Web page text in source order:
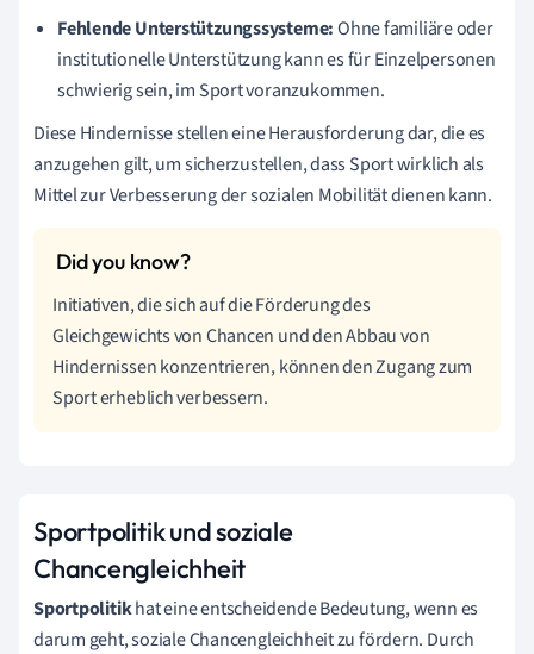
Fehlende Unterstützungssysteme:Ohne familiäre oder
institutionelle Unterstützung kann es für Einzelpersonen
schwierig sein, im Sport voranzukommen.
Diese Hindernisse stellen eine Herausforderung dar, die es
anzugehen gilt, um sicherzustellen, dass Sport wirklich als
Mittel zur Verbesserung der sozialen Mobilität dienen kann.
Initiativen, die sich auf die Förderung des
Gleichgewichts von Chancen und den Abbau von
Hindernissen konzentrieren, können den Zugang zum
Sport erheblich verbessern.
Sportpolitik und soziale
Chancengleichheit
Sportpolitikhat eine entscheidende Bedeutung, wenn es
darum geht, soziale Chancengleichheit zu fördern. Durch